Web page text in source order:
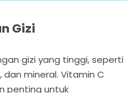
Gizi
gizi yang tinggi, seperti
mineral. Vitamin C
penting untuk